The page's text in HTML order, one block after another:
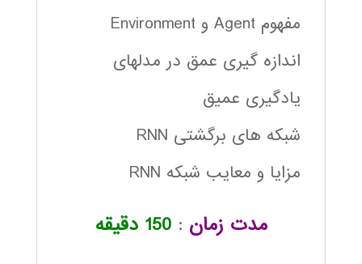
مفهوم Agent و Environment
اندازه گیری عمق در مدلهای
یادگیری عمیق
شبکه های برگشتی RNN
مزایا و معایب شبکه RNN
مدت زمان :150 دقیقه